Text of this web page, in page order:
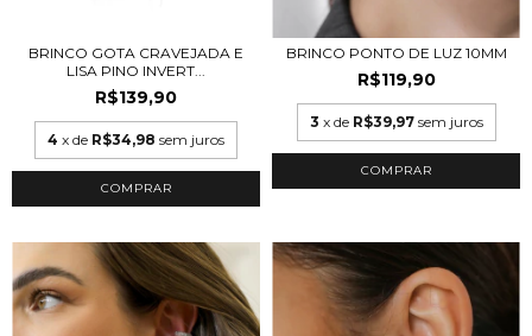
BRINCO GOTA CRAVEJADA E
LISA PINO INVERT...
R$139,90
4 x de R$34,98 sem juros
COMPRAR
BRINCO PONTO DE LUZ 10MM
R$119,90
3 x de R$39,97 sem juros
COMPRAR